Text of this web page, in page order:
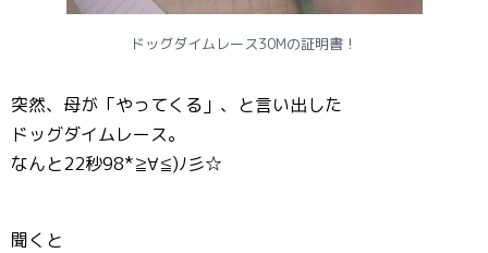
ドッグダイムレース30Mの証明書！
突然、母が「やってくる」、と言い出した
ドッグダイムレース。
なんと22秒98*≧∀≦)ﾉ彡☆
聞くと